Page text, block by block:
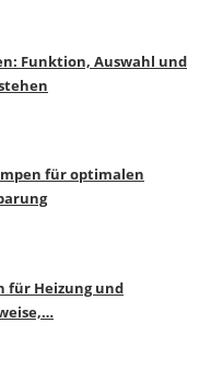
Funktion, Auswahl und
für optimalen
für Heizung und